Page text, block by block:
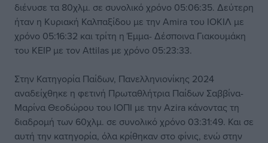
διένυσε τα 80χλμ. σε συνολικό χρόνο 05:06:35. Δεύτερη
ήταν η Κυριακή Καλπαξίδου με την Amira του ΙΟΚΙΛ με
χρόνο 05:16:32 και τρίτη η Έμμα- Δέσποινα Γιακουμάκη
του ΚΕΙΡ με τον Attilas με χρόνο 05:23:33.
Στην Κατηγορία Παίδων, Πανελληνιονίκης 2024
αναδείχθηκε η φετινή Πρωταθλήτρια Παίδων Σαββίνα-
Μαρίνα Θεοδώρου του ΙΟΠΙ με την Azira κάνοντας τη
διαδρομή των 60χλμ. σε συνολικό χρόνο 03:31:49. Και σε
αυτή την κατηγορία, όλα κρίθηκαν στο φίνις, ενώ στην